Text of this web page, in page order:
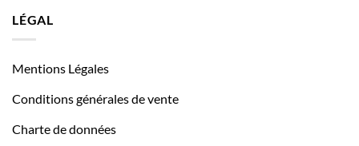
LÉGAL
Mentions Légales
Conditions générales de vente
Charte de données